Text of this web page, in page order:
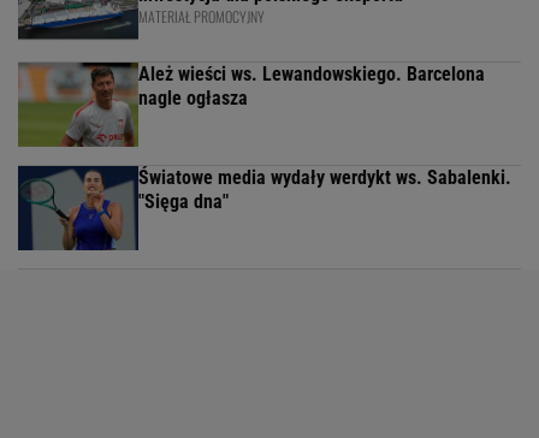
MATERIAŁ PROMOCYJNY
Ależ wieści ws. Lewandowskiego. Barcelona
nagle ogłasza
Światowe media wydały werdykt ws. Sabalenki.
"Sięga dna"